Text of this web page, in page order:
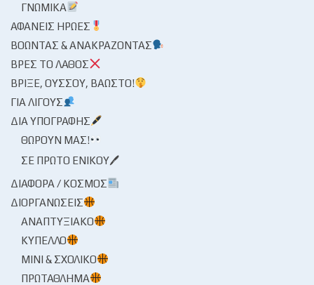
ΓΝΩΜΙΚΆ
ΑΦΑΝΕΊΣ ΉΡΩΕΣ
ΒΟΏΝΤΑΣ & ΑΝΑΚΡΆΖΟΝΤΑΣ
ΒΡΕΣ ΤΟ ΛΆΘΟΣ
ΒΡΊΞΕ, ΟΎΣΣΟΥ, ΒΆΩΣΤΟ!
ΓΙΑ ΛΊΓΟΥΣ
ΔΙΑ ΥΠΟΓΡΑΦΉΣ
ΘΩΡΟΎΝ ΜΑΣ!
ΣΕ ΠΡΏΤΟ ΕΝΙΚΟΎ🖊
ΔΙΆΦΟΡΑ / ΚΌΣΜΟΣ
ΔΙΟΡΓΑΝΏΣΕΙΣ
ΑΝΑΠΤΥΞΙΑΚΌ
ΚΎΠΕΛΛΟ
ΜΊΝΙ & ΣΧΟΛΙΚΌ
ΠΡΩΤΆΘΛΗΜΑ